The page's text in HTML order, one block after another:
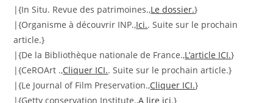
|{In Situ. Revue des patrimoines.,Le dossier.}
|{Organisme à découvrir INP.,Ici.. Suite sur le prochain
article.}
|{De la Bibliothèque nationale de France.,L’article ICI.}
|{CeROArt .,Cliquer ICI.. Suite sur le prochain article.}
|{Le Journal of Film Preservation.,Cliquer ICI.}
|{Getty conservation Institute.,A lire ici.}